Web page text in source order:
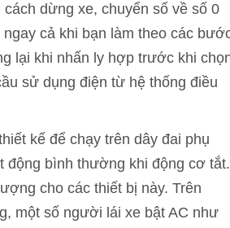
dừng xe, chuyển số về số 0
cả khi bạn làm theo các
lại khi nhấn ly hợp trước khi
sử dụng điện từ hệ thống điều
kế để chạy trên dây đai phụ
động bình thường khi động cơ tắt.
cho các thiết bị này. Trên
một số người lái xe bật AC như